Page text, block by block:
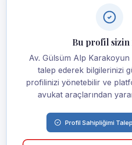
Bu profil sizin
Av. Gülsüm Alp
talep ederek bilgilerinizi
profilinizi yönetebilir ve
avukat araçlarından
Profil Sahipliğimi